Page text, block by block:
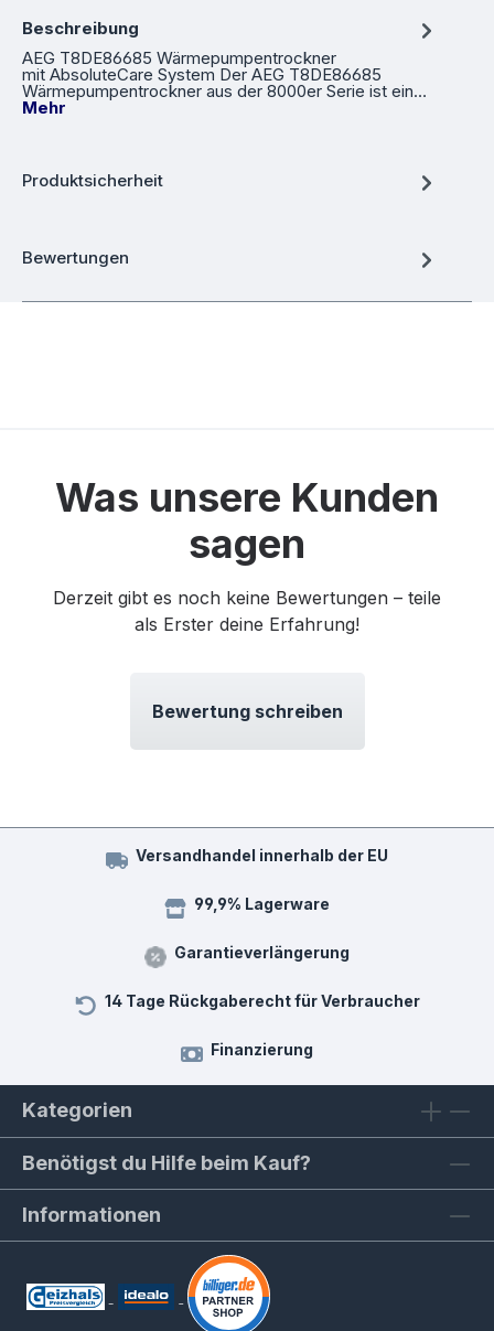
Beschreibung
AEG T8DE86685 Wärmepumpentrockner
mit AbsoluteCare System Der AEG T8DE86685
Wärmepumpentrockner aus der 8000er Serie ist ein…
Mehr
Produktsicherheit
Bewertungen
Was unsere Kunden
sagen
Derzeit gibt es noch keine Bewertungen – teile
als Erster deine Erfahrung!
Bewertung schreiben
Versandhandel innerhalb der EU
99,9% Lagerware
Garantieverlängerung
14 Tage Rückgaberecht für Verbraucher
Finanzierung
Kategorien
Benötigst du Hilfe beim Kauf?
Informationen